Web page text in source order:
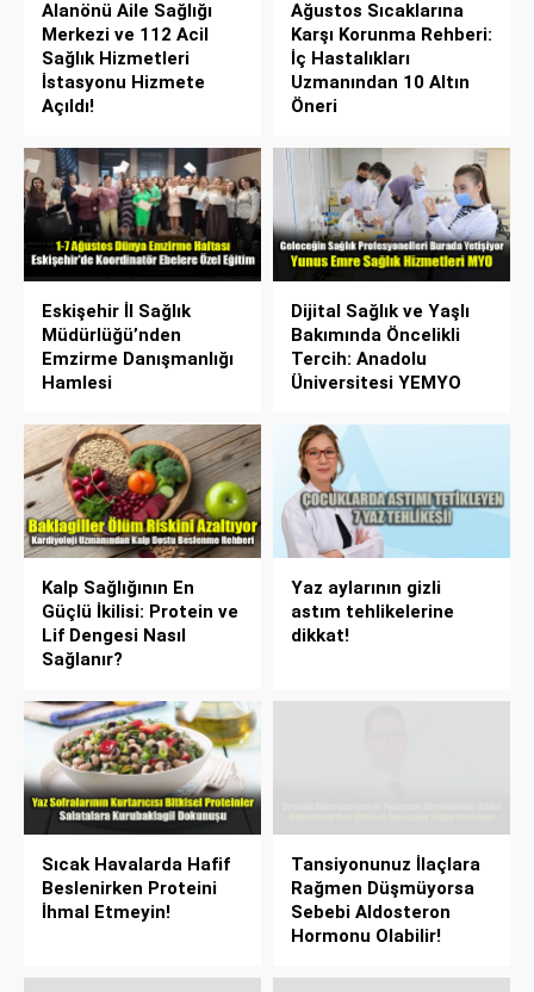
Alanönü Aile Sağlığı
Merkezi ve 112 Acil
Sağlık Hizmetleri
İstasyonu Hizmete
Açıldı!
Ağustos Sıcaklarına
Karşı Korunma Rehberi:
İç Hastalıkları
Uzmanından 10 Altın
Öneri
Eskişehir İl Sağlık
Müdürlüğü’nden
Emzirme Danışmanlığı
Hamlesi
Dijital Sağlık ve Yaşlı
Bakımında Öncelikli
Tercih: Anadolu
Üniversitesi YEMYO
Kalp Sağlığının En
Güçlü İkilisi: Protein ve
Lif Dengesi Nasıl
Sağlanır?
Yaz aylarının gizli
astım tehlikelerine
dikkat!
Sıcak Havalarda Hafif
Beslenirken Proteini
İhmal Etmeyin!
Tansiyonunuz İlaçlara
Rağmen Düşmüyorsa
Sebebi Aldosteron
Hormonu Olabilir!